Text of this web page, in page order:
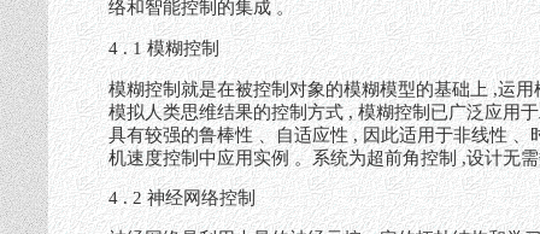
络和智能控制的集成 。
4 . 1 模糊控制
模糊控制就是在被控制对象的模糊模型的基础上 ,运
模拟人类思维结果的控制方式 , 模糊控制已广泛应用
具有较强的鲁棒性 、自适应性 , 因此适用于非线性
机速度控制中应用实例 。系统为超前角控制 ,设计无
4 . 2 神经网络控制